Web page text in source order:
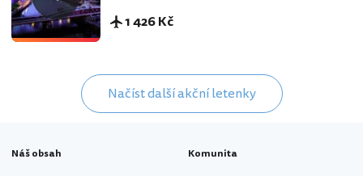
1 426 Kč
Načíst další akční letenky
Náš obsah Komunita